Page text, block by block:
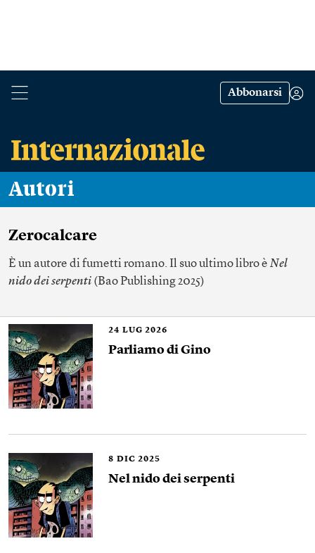
Abbonarsi
Autori
Zerocalcare
È un autore di fumetti romano. Il suo ultimo libro è Nel
nido dei serpenti (Bao Publishing 2025)
24 LUG 2026
Parliamo di Gino
8 DIC 2025
Nel nido dei serpenti